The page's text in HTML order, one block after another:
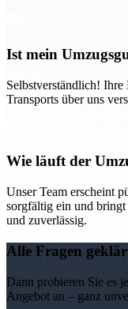
Ist mein
Selbstverständlich! Ihre
Transports über uns
Wie läuft der
Unser Team erscheint
sorgfältig ein und
und zuverlässig.
Alle Fragen
Dann probieren Sie es
Angebot an – ganz